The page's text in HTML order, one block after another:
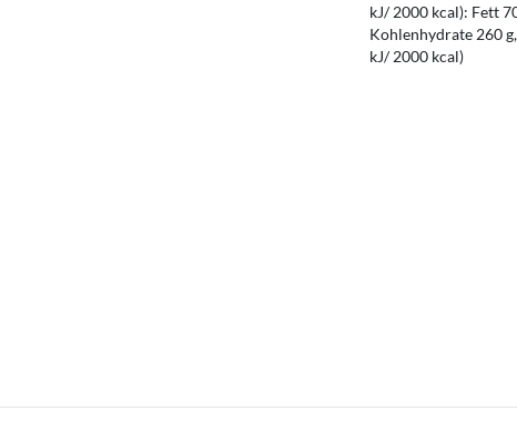
kJ/ 2000 kcal): Fett
Kohlenhydrate 260
kJ/ 2000 kcal)